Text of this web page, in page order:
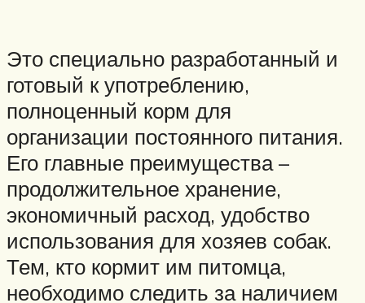
Это специально разработанный и
готовый к употреблению,
полноценный корм для
организации постоянного питания.
Его главные преимущества –
продолжительное хранение,
экономичный расход, удобство
использования для хозяев собак.
Тем, кто кормит им питомца,
необходимо следить за наличием